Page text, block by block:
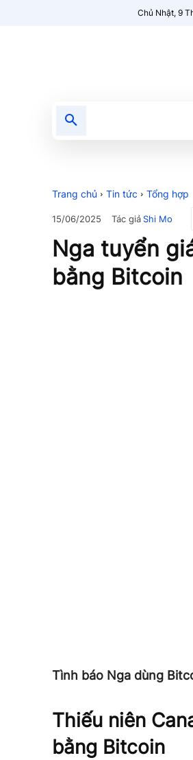
Chủ Nhật, 9
Trang chủ Tin tức Tổng hợp
15/06/2025 Tác giảShi Mo
Nga tuyển
bằng Bitcoin
Tình báo Nga dùng
Thiếu niên
bằng Bitcoin